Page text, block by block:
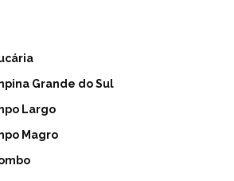
Grande do Sul
Largo
Magro